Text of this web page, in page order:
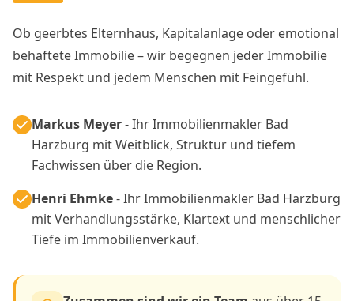
Ob geerbtes Elternhaus, Kapitalanlage oder emotional
behaftete Immobilie – wir begegnen jeder Immobilie
mit Respekt und jedem Menschen mit Feingefühl.
Markus Meyer- Ihr Immobilienmakler Bad
Harzburg mit Weitblick, Struktur und tiefem
Fachwissen über die Region.
Henri Ehmke- Ihr Immobilienmakler Bad Harzburg
mit Verhandlungsstärke, Klartext und menschlicher
Tiefe im Immobilienverkauf.